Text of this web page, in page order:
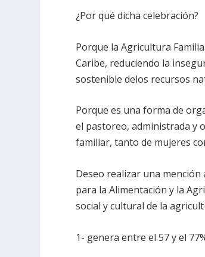
¿Por qué dicha celebración?
Porque la Agricultura
Caribe, reduciendo la
sostenible delos recursos
Porque es una forma de
el pastoreo, administrada y
familiar, tanto de mujeres
Deseo realizar una mención
para la Alimentación y la
social y cultural de la
1- genera entre el 57 y el